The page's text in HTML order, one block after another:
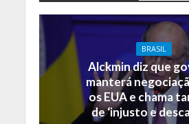
BRASIL
Alckmin diz que
manterá
os EUA e chama
de ‘injusto e